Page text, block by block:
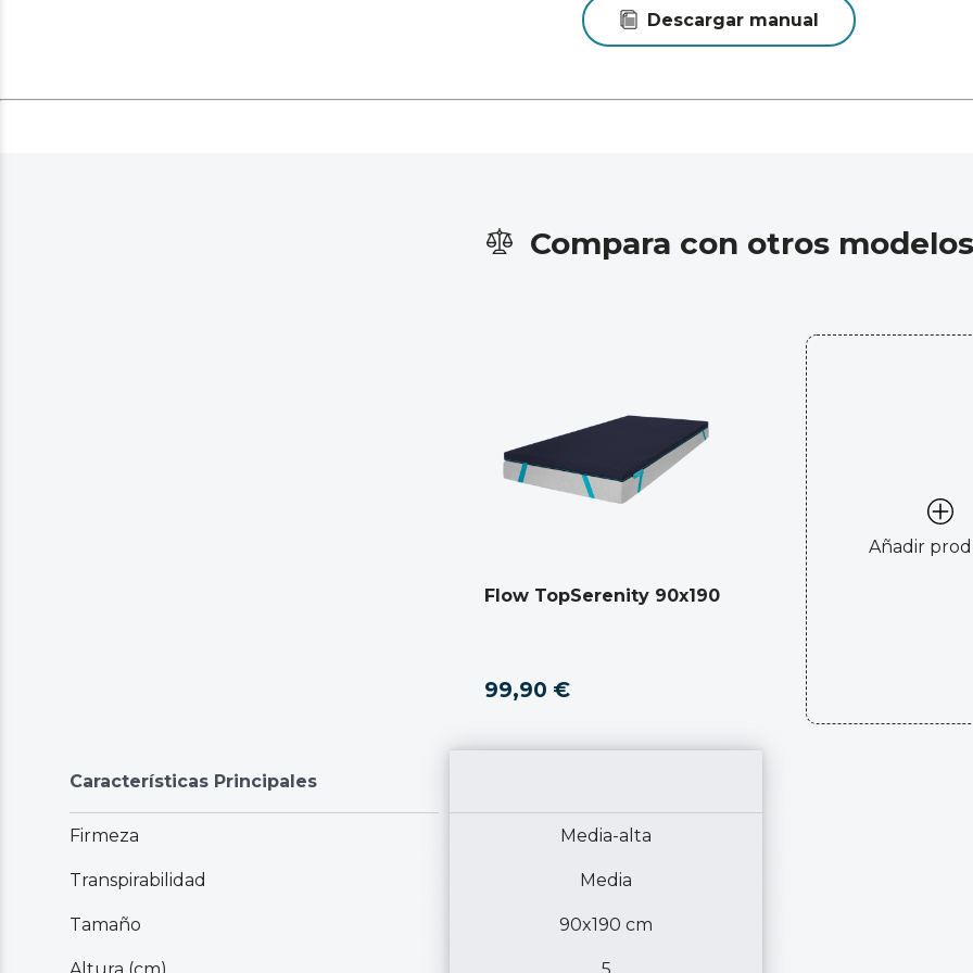
Descargar manual
Compara con otros modelos
Flow TopSerenity 90x190
99,90 €
Añadir
Características Principales
Firmeza Media-alta
Transpirabilidad Media
Tamaño 90x190 cm